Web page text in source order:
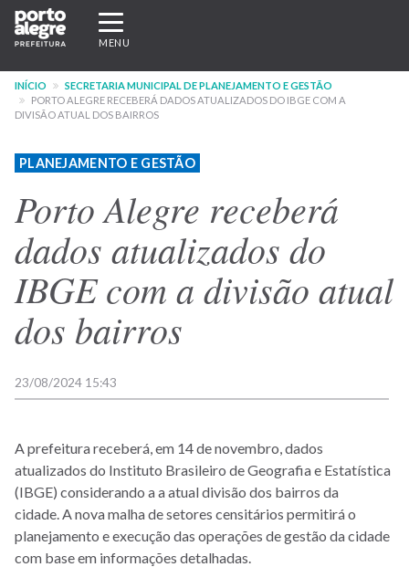
Pular
para
conteúdo
principal
Expandir/recolher
navegação
MENU
INÍCIO
SECRETARIA MUNICIPAL DE PLANEJAMENTO E GESTÃO
PORTO ALEGRE RECEBERÁ DADOS ATUALIZADOS DO IBGE COM A
DIVISÃO ATUAL DOS BAIRROS
PLANEJAMENTO E GESTÃO
Porto Alegre receberá
dados atualizados do
IBGE com a divisão atual
dos bairros
23/08/2024 15:43
A prefeitura receberá, em 14 de novembro, dados
atualizados do Instituto Brasileiro de Geografia e Estatística
(IBGE) considerando a a atual divisão dos bairros da
cidade. A nova malha de setores censitários permitirá o
planejamento e execução das operações de gestão da cidade
com base em informações detalhadas.